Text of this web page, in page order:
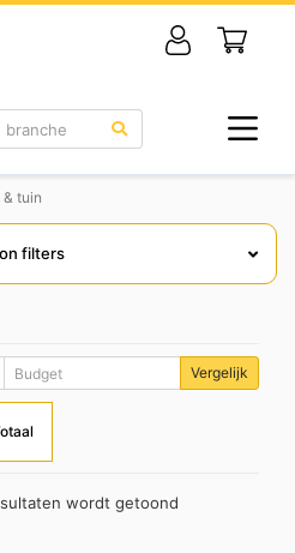
tuin
filters
Vergelijk
wordt getoond